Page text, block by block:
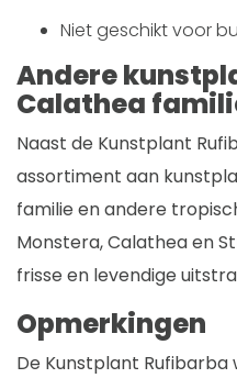
Niet geschikt voor
Andere
Calathea
Naast de Kunstplant
assortiment aan
familie en andere
Monstera, Calathea en
frisse en levendige
Opmerkingen
De Kunstplant